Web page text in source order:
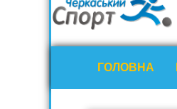
ГОЛОВНА